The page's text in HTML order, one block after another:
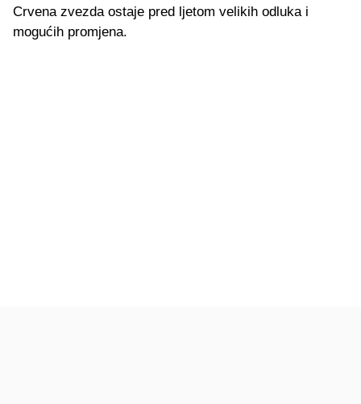
Crvena zvezda ostaje pred ljetom velikih odluka i
mogućih promjena.